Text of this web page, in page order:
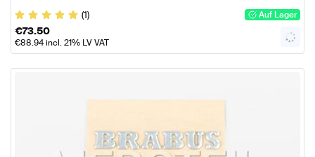
(1)
Auf Lager
€73.50
€88.94incl. 21% LV VAT